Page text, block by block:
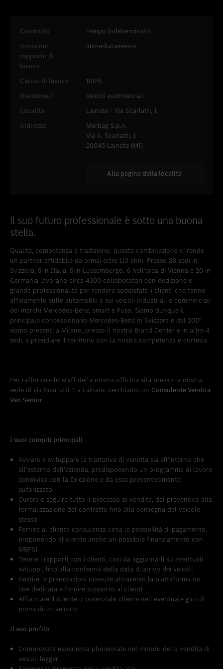
Contratto
Tempo indeterminato
Inizio del
rapporto di
lavoro
immediatamente
Carico di lavoro
100%
Divisione/i
Veicoli commerciali
Località
Lainate - Via Scarlatti, 1
Indirizzo
Merbag S.p.A.
Via A. Scarlatti, 1
20045 Lainate (MI)
Alla pagina della località
Il suo futuro professionale è sotto una buona
stella.
Qualità, competenza e tradizione: questa combinazione ci rende
un partner affidabile da ormai oltre 110 anni. Presso 28 sedi in
Svizzera, 5 in Italia, 5 in Lussemburgo, 6 nell'area di Vienna e 20 in
Germania lavorano circa 4300 collaboratori con dedizione e
grande professionalità per rendere soddisfatti i clienti che fanno
affidamento sulle automobili e sui veicoli industriali e commerciali
dei marchi Mercedes-Benz, smart e Fuso. Siamo dunque il
principale concessionario Mercedes-Benz in Svizzera e dal 2017
siamo presenti a Milano, presso il nostro Brand Center e in altre 4
sedi, a presidiare il territorio con la nostra competenza e cortesia.
Per rafforzare lo staff della nostra officina sita presso la nostra
sede di via Scarlatti, 1 a Lainate, cerchiamo un Consulente Vendita
Van Senior
I suoi compiti principali
Avviare e sviluppare la trattativa di vendita sia all'interno che
all'esterno dell'azienda, predisponendo un programma di lavoro
condiviso con la Direzione e da essa preventivamente
autorizzato
Curare e seguire tutto il processo di vendita, dal preventivo alla
formalizzazione del contratto fino alla consegna del veicolo
stesso
Fornire al cliente consulenza circa le possibilità di pagamento,
proponendo al cliente anche un possibile finanziamento con
MBFSI
Tenere i rapporti con i clienti, così da aggiornarli su eventuali
sviluppi, fino alla conferma della data di arrivo dei veicoli.
Gestire le prenotazioni ricevute attraverso la piattaforma on-
line dedicata e fornire supporto ai clienti
Affiancare il cliente o potenziale cliente nell'eventuale giro di
prova di un veicolo
Il suo profilo
Comprovata esperienza pluriennale nel mondo della vendita di
veicoli leggeri